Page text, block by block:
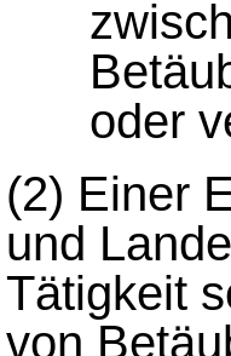
oder
(2) Einer
und
Tätigkeit
von